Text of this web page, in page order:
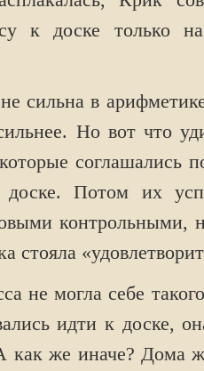
к доске только
сильна в
Но вот что
соглашались
Потом их
контрольными,
стояла
не могла себе
идти к доске,
как же иначе? Дома